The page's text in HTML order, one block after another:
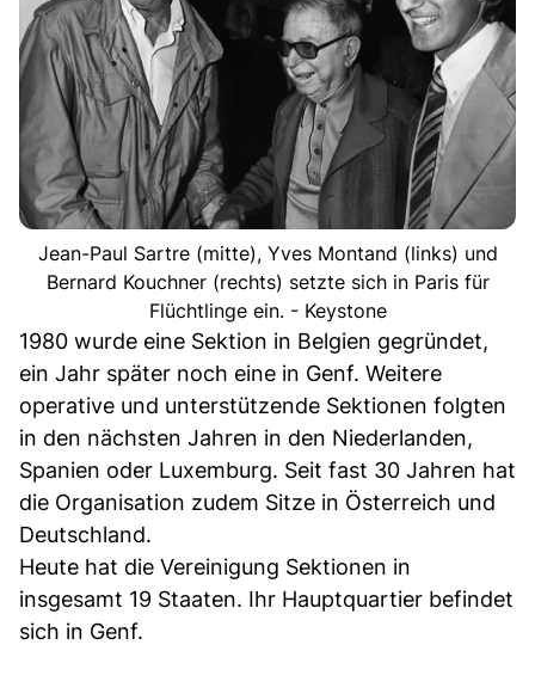
Jean-Paul Sartre (mitte), Yves Montand (links) und
Bernard Kouchner (rechts) setzte sich in Paris für
Flüchtlinge ein. - Keystone
1980 wurde eine Sektion in Belgien gegründet,
ein Jahr später noch eine in Genf. Weitere
operative und unterstützende Sektionen folgten
in den nächsten Jahren in den Niederlanden,
Spanien oder Luxemburg. Seit fast 30 Jahren hat
die Organisation zudem Sitze in Österreich und
Deutschland.
Heute hat die Vereinigung Sektionen in
insgesamt 19 Staaten. Ihr Hauptquartier befindet
sich in Genf.